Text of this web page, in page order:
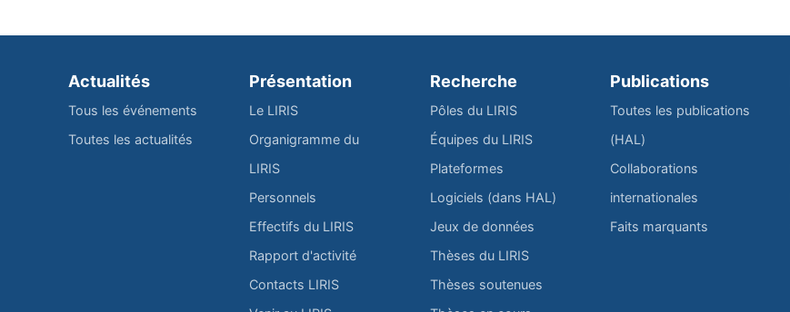
Actualités
Tous les événements
Toutes les actualités
Présentation
Le LIRIS
Organigramme du
LIRIS
Personnels
Effectifs du LIRIS
Rapport d'activité
Contacts LIRIS
Recherche
Pôles du LIRIS
Équipes du LIRIS
Plateformes
Logiciels (dans HAL)
Jeux de données
Thèses du LIRIS
Thèses soutenues
Publications
Toutes les publications
(HAL)
Collaborations
internationales
Faits marquants